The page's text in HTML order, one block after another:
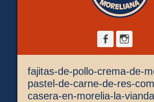
Facebook
fajitas-de-pollo-crema-de-
pastel-de-carne-de-res-
casera-en-morelia-la-